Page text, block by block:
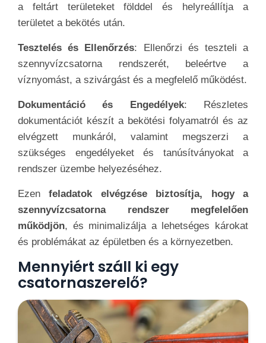
a feltárt területeket földdel és helyreállítja a
területet a bekötés után.
Tesztelés és Ellenőrzés: Ellenőrzi és teszteli a
szennyvízcsatorna rendszerét, beleértve a
víznyomást, a szivárgást és a megfelelő működést.
Dokumentáció és Engedélyek: Részletes
dokumentációt készít a bekötési folyamatról és az
elvégzett munkáról, valamint megszerzi a
szükséges engedélyeket és tanúsítványokat a
rendszer üzembe helyezéséhez.
Ezen feladatok elvégzése biztosítja, hogy a
szennyvízcsatorna rendszer megfelelően
működjön, és minimalizálja a lehetséges károkat
és problémákat az épületben és a környezetben.
Mennyiért száll ki egy
csatornaszerelő?